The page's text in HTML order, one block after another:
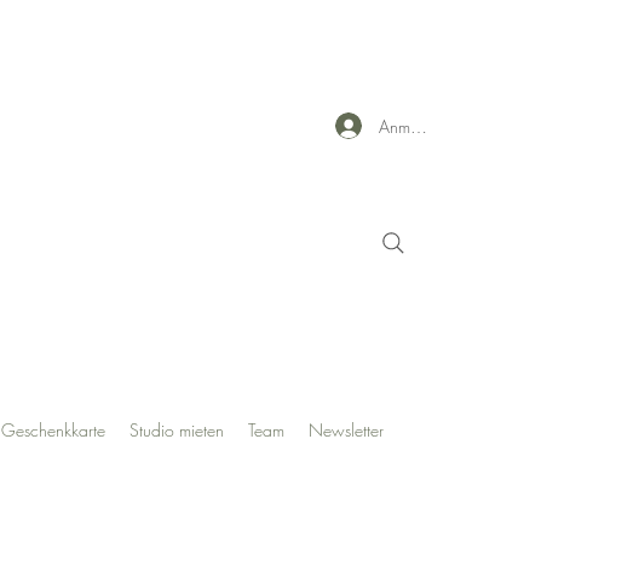
Anmelden
Geschenkkarte Studio mieten Team Newsletter